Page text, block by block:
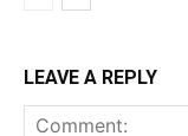
LEAVE A REPLY